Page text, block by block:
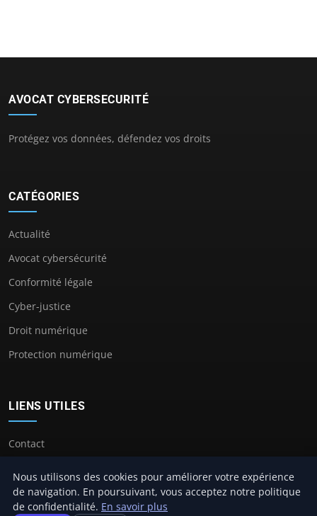
AVOCAT CYBERSECURITÉ
Protégez vos données, défendez vos droits
CATÉGORIES
Actualité
Avocat cybersécurité
Conformité légale
Cyber-justice
Droit numérique
Protection numérique
LIENS UTILES
Contact
© 2026 Avocat Cybersecurité. Tous droits réservés.
Nous utilisons des cookies pour améliorer votre expérience
de navigation. En poursuivant, vous acceptez notre politique
de confidentialité. En savoir plus